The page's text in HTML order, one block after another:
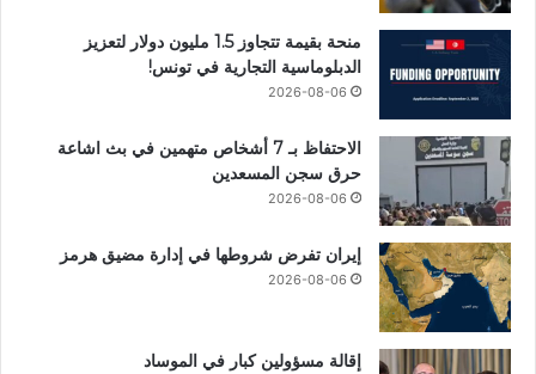
منحة بقيمة تتجاوز 1.5 مليون دولار لتعزيز
الدبلوماسية التجارية في تونس!
2026-08-06
الاحتفاظ بـ 7 أشخاص متهمين في بث اشاعة
حرق سجن المسعدين
2026-08-06
إيران تفرض شروطها في إدارة مضيق هرمز
2026-08-06
إقالة مسؤولين كبار في الموساد